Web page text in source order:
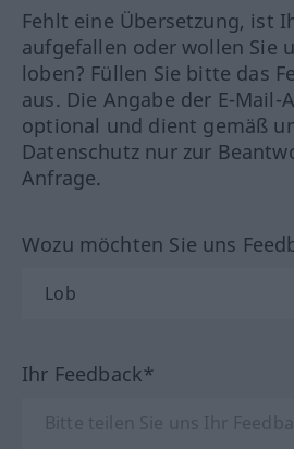
Fehlt eine Übersetzung, ist
aufgefallen oder wollen Sie
loben? Füllen Sie bitte das
aus. Die Angabe der E-Mail-
optional und dient gemäß
Datenschutz nur zur
Anfrage.
Wozu möchten Sie uns
Ihr Feedback*